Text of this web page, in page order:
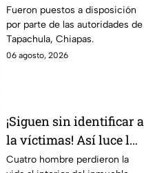
de un menor; esto
sabemos
Fueron puestos a disposición
por parte de las autoridades de
Tapachula, Chiapas.
06 agosto, 2026
¡Siguen sin identificar a
la víctimas! Así luce la
zona tras una fuerte
Cuatro hombre perdieron la